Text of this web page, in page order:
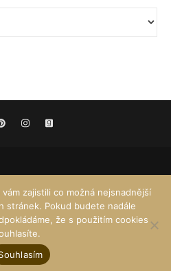
zajistili co možná nejsnadnější
stránek. Pokud budete nadále
že s použitím cookies